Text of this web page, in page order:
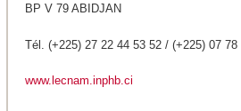
BP V 79 ABIDJAN
Tél. (+225) 27 22 44 53 52 / (+225) 07 78
www.lecnam.inphb.ci